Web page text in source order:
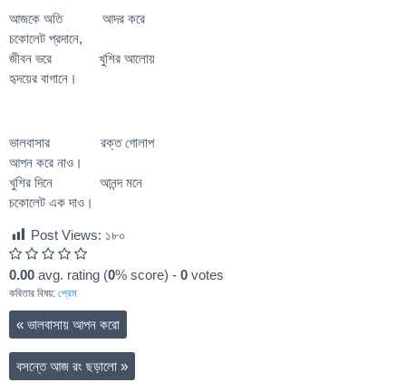
আজকে অতি আদর করে
চকোলেট প্রদানে,
জীবন ভরে খুশির আলোয়
হৃদয়ের বাগানে।
ভালবাসার রক্ত গোলাপ
আপন করে নাও।
খুশির দিনে আনন্দ মনে
চকোলেট এক দাও।
Post Views: ১৮০
0.00 avg. rating (0% score) - 0 votes
কবিতার বিষয়: প্রেম
« ভালবাসায় আপন করো
বসন্তে আজ রং ছড়ালো »